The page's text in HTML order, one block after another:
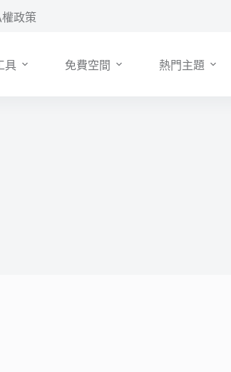
權政策
具 免費空間 熱門主題